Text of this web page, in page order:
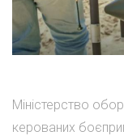
Міністерство
керованих